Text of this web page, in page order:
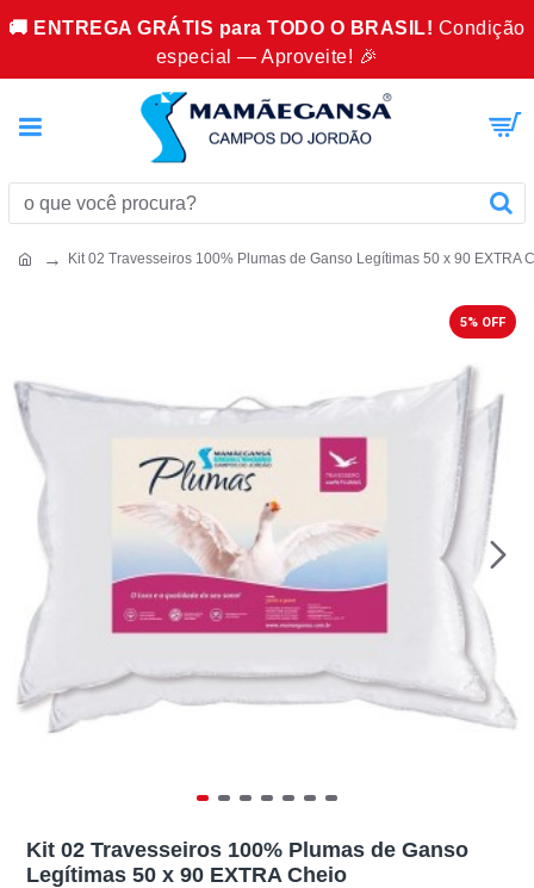
🚚 ENTREGA GRÁTIS para TODO O BRASIL! Condição
especial — Aproveite! 🎉
Kit 02 Travesseiros 100% Plumas de Ganso Legítimas 50 x 90 EXTRA
5% OFF
Kit 02 Travesseiros 100% Plumas de Ganso
Legítimas 50 x 90 EXTRA Cheio